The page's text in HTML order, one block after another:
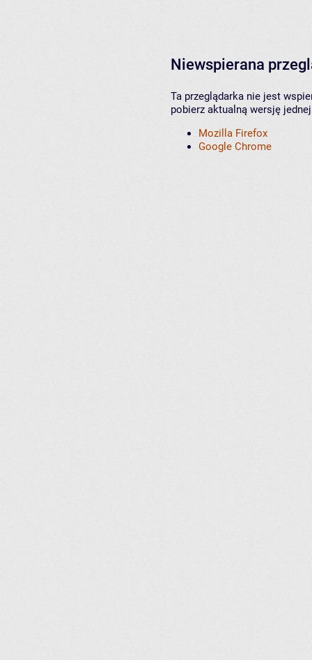
Niewspierana
Ta przeglądarka nie jest
pobierz aktualną wersję
Mozilla Firefox
Google Chrome